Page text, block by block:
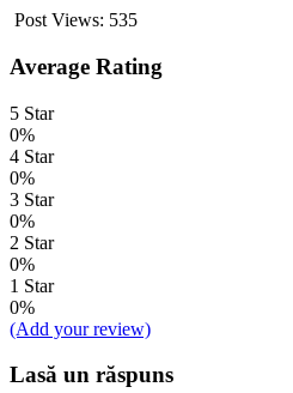
Post Views: 535
Average Rating
5 Star
0%
4 Star
0%
3 Star
0%
2 Star
0%
1 Star
0%
(Add your review)
Lasă un răspuns